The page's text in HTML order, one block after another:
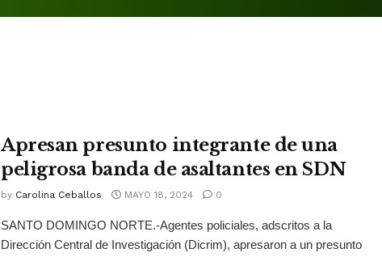
Apresan presunto integrante de una
peligrosa banda de asaltantes en SDN
by Carolina Ceballos MAYO 18, 2024 0
SANTO DOMINGO NORTE.-Agentes policiales, adscritos a la
Dirección Central de Investigación (Dicrim), apresaron a un presunto